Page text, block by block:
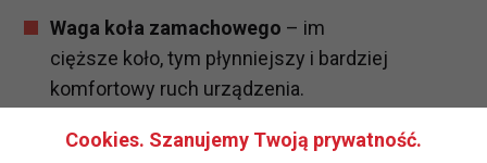
Waga koła zamachowego – im
cięższe koło, tym płynniejszy i bardziej
komfortowy ruch urządzenia.
Stabilność konstrukcji– solidna rama
wykonana z wysokiej jakości profili
Cookies. Szanujemy Twoją prywatność.